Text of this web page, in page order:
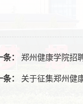
： 郑州健康学院招
： 关于征集郑州健